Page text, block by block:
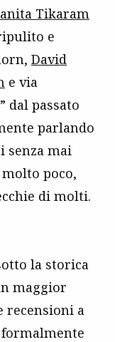
Tikaram
e
David
e via
dal passato
parlando
senza mai
poco,
di molti.
la storica
maggior
recensioni a